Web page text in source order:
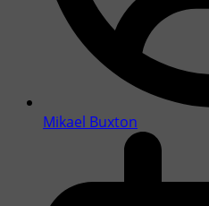
Mikael Buxton